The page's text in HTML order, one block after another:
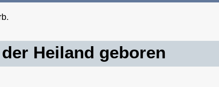
Heiland geboren